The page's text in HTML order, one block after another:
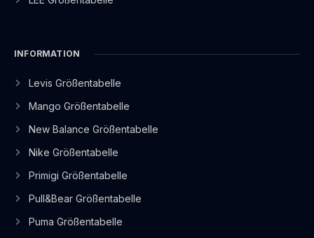
INFORMATION
Levis Größentabelle
Mango Größentabelle
New Balance Größentabelle
Nike Größentabelle
Primigi Größentabelle
Pull&Bear Größentabelle
Puma Größentabelle